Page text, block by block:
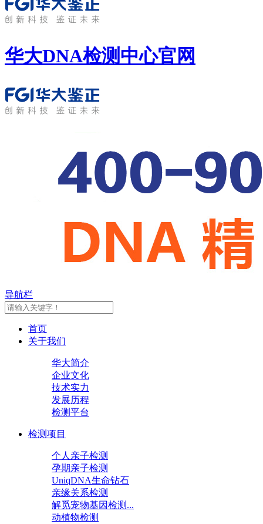
华大DNA检测中心官网
导航栏
首页
关于我们
华大简介
企业文化
技术实力
发展历程
检测平台
检测项目
个人亲子检测
孕期亲子检测
UniqDNA生命钻石
亲缘关系检测
解觅宠物基因检测...
动植物检测